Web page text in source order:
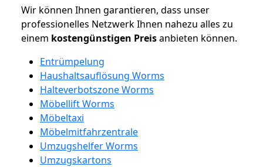
Wir können Ihnen garantieren, dass unser
professionelles Netzwerk Ihnen nahezu alles zu
einem kostengünstigen Preisanbieten können.
Entrümpelung
Haushaltsauflösung Worms
Halteverbotszone Worms
Möbellift Worms
Möbeltaxi
Möbelmitfahrzentrale
Umzugshelfer Worms
Umzugskartons